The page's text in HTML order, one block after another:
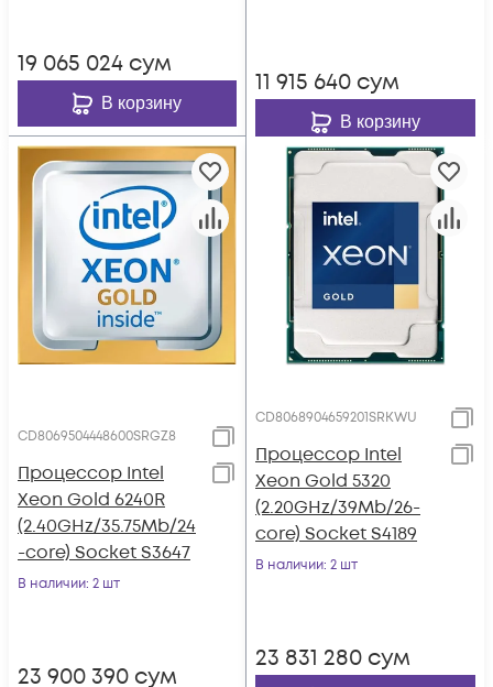
19 065 024 сум
В корзину
11 915 640 сум
В корзину
CD8069504448600SRGZ8
Процессор Intel
Xeon Gold 6240R
(2.40GHz/35.75Mb/24
-core) Socket S3647
В наличии: 2 шт
23 900 390 сум
CD8068904659201SRKWU
Процессор Intel
Xeon Gold 5320
(2.20GHz/39Mb/26-
core) Socket S4189
В наличии: 2 шт
23 831 280 сум